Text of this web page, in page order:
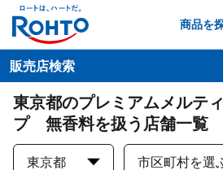
商品を
販売店検索
東京都のプレミアムメルテ
プ 無香料を扱う店舗一覧
東京都 市区町村を選